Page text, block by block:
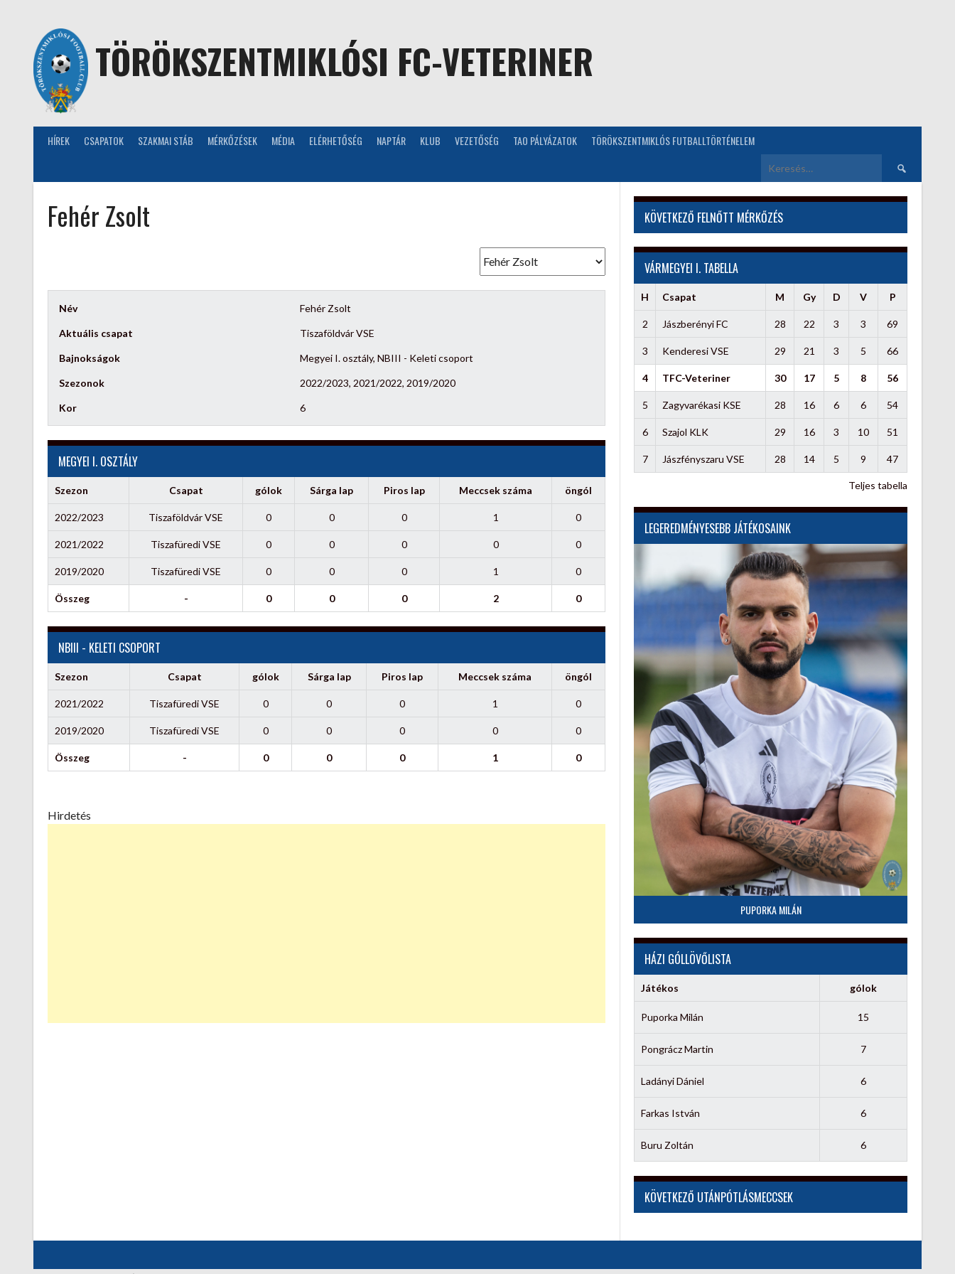
TÖRÖKSZENTMIKLÓSI FC-VETERINER
HÍREK CSAPATOK SZAKMAI STÁB MÉRKŐZÉSEK MÉDIA ELÉRHETŐSÉG NAPTÁR KLUB VEZETŐSÉG TAO PÁLYÁZATOK TÖRÖKSZENTMIKLÓS FUTBALLTÖRTÉNELEM
Keresés:
Fehér Zsolt
Név Fehér Zsolt
Aktuális csapat Tiszaföldvár VSE
Bajnokságok Megyei I. osztály, NBIII - Keleti csoport
Szezonok 2022/2023, 2021/2022, 2019/2020
Kor 6
MEGYEI I. OSZTÁLY
Szezon Csapat gólok Sárga lap Piros lap Meccsek száma öngól
2022/2023 Tiszaföldvár VSE 0 0 0 1 0
2021/2022 Tiszafüredi VSE 0 0 0 0 0
2019/2020 Tiszafüredi VSE 0 0 0 1 0
Összeg - 0 0 0 2 0
NBIII - KELETI CSOPORT
Szezon Csapat gólok Sárga lap Piros lap Meccsek száma öngól
2021/2022 Tiszafüredi VSE 0 0 0 1 0
2019/2020 Tiszafüredi VSE 0 0 0 0 0
Összeg - 0 0 0 1 0
Hirdetés
KÖVETKEZŐ FELNŐTT MÉRKŐZÉS
VÁRMEGYEI I. TABELLA
H Csapat M Gy D V P
2 Jászberényi FC 28 22 3 3 69
3 Kenderesi VSE 29 21 3 5 66
4 TFC-Veteriner 30 17 5 8 56
5 Zagyvarékasi KSE 28 16 6 6 54
6 Szajol KLK 29 16 3 10 51
7 Jászfényszaru VSE 28 14 5 9 47
Teljes tabella
LEGEREDMÉNYESEBB JÁTÉKOSAINK
PUPORKA MILÁN
HÁZI GÓLLÖVŐLISTA
Játékos gólok
Puporka Milán 15
Pongrácz Martin 7
Ladányi Dániel 6
Farkas István 6
Buru Zoltán 6
KÖVETKEZŐ UTÁNPÓTLÁSMECCSEK